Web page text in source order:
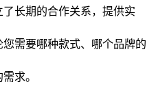
长期的合作关系，提供实
需要哪种款式、哪个品牌的
求。